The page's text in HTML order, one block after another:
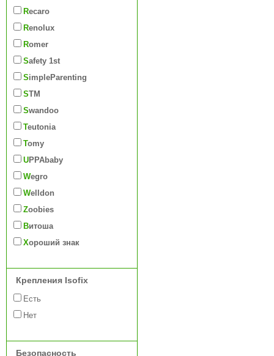
Recaro
Renolux
Romer
Safety 1st
SimpleParenting
STM
Swandoo
Teutonia
Tomy
UPPAbaby
Wegro
Welldon
Zoobies
Витоша
Хороший знак
Крепления Isofix
Есть
Нет
Безопасность